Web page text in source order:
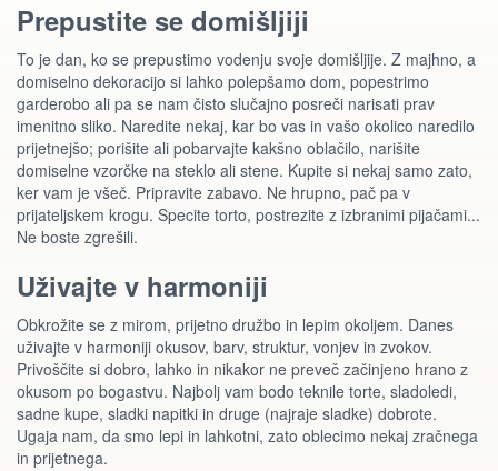
Prepustite se domišljiji
To je dan, ko se prepustimo vodenju svoje domišljije. Z majhno, a
domiselno dekoracijo si lahko polepšamo dom, popestrimo
garderobo ali pa se nam čisto slučajno posreči narisati prav
imenitno sliko. Naredite nekaj, kar bo vas in vašo okolico naredilo
prijetnejšo; porišite ali pobarvajte kakšno oblačilo, narišite
domiselne vzorčke na steklo ali stene. Kupite si nekaj samo zato,
ker vam je všeč. Pripravite zabavo. Ne hrupno, pač pa v
prijateljskem krogu. Specite torto, postrezite z izbranimi pijačami...
Ne boste zgrešili.
Uživajte v harmoniji
Obkrožite se z mirom, prijetno družbo in lepim okoljem. Danes
uživajte v harmoniji okusov, barv, struktur, vonjev in zvokov.
Privoščite si dobro, lahko in nikakor ne preveč začinjeno hrano z
okusom po bogastvu. Najbolj vam bodo teknile torte, sladoledi,
sadne kupe, sladki napitki in druge (najraje sladke) dobrote.
Ugaja nam, da smo lepi in lahkotni, zato oblecimo nekaj zračnega
in prijetnega.